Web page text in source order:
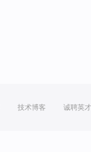
技术博客 诚聘英才